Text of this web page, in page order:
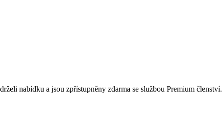
nabídku a jsou zpřístupněny zdarma se službou Premium členství.